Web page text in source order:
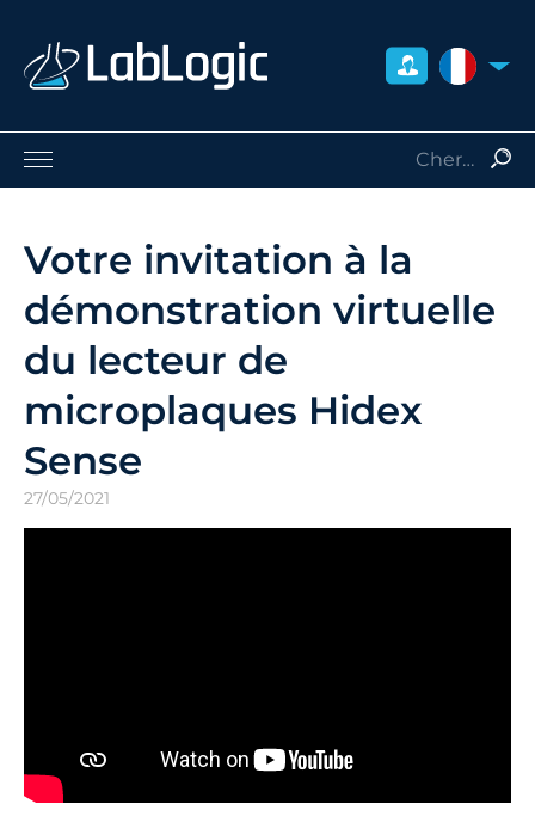
FRANCE
Radio-Protection
Consommables
Qui sommes-nous
Contact
Votre invitation à la
démonstration virtuelle
du lecteur de
microplaques Hidex
Sense
27/05/2021